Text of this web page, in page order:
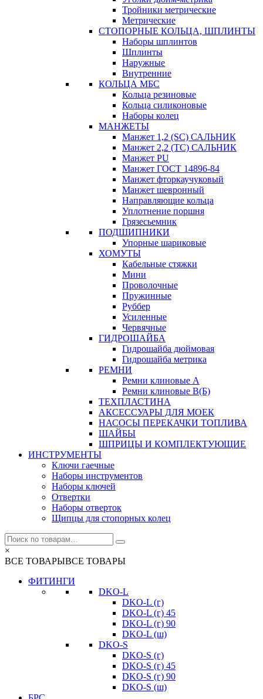
Тройники метрические
Метрические
СТОПОРНЫЕ КОЛЬЦА, ШПЛИНТЫ
Наборы шплинтов
Шплинты
Наружные
Внутренние
КОЛЬЦА МБС
Кольца резиновые
Кольца силиконовые
Наборы колец
МАНЖЕТЫ
Манжет 1,2 (SC) САЛЬНИК
Манжет 2,2 (ТС) САЛЬНИК
Манжет PU
Манжет ГОСТ 14896-84
Манжет фторкаучуковый
Манжет шевронный
Направляющие кольца
Уплотнение поршня
Грязесьемник
ПОДШИПНИКИ
Упорные шариковые
ХОМУТЫ
Кабельные стяжки
Мини
Проволочные
Пружинные
Руббер
Усиленные
Червячные
ГИДРОШАЙБА
Гидрошайба дюймовая
Гидрошайба метрика
РЕМНИ
Ремни клиновые А
Ремни клиновые В(Б)
ТЕХПЛАСТИНА
АКСЕССУАРЫ ДЛЯ МОЕК
НАСОСЫ ПЕРЕКАЧКИ ТОПЛИВА
ШАЙБЫ
ШПРИЦЫ И КОМПЛЕКТУЮЩИЕ
ИНСТРУМЕНТЫ
Ключи гаечные
Наборы инструментов
Наборы ключей
Отвертки
Наборы отверток
Щипцы для стопорных колец
×
ВСЕ ТОВАРЫВСЕ ТОВАРЫ
ФИТИНГИ
DKO-L
DKO-L (г)
DKO-L (г) 45
DKO-L (г) 90
DKO-L (ш)
DKO-S
DKO-S (г)
DKO-S (г) 45
DKO-S (г) 90
DKO-S (ш)